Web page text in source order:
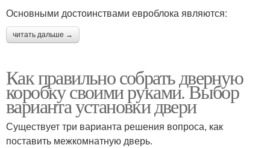
Основными достоинствами евроблока являются:
читать дальше →
Как правильно собрать дверную
коробку своими руками. Выбор
варианта установки двери
Существует три варианта решения вопроса, как
поставить межкомнатную дверь.